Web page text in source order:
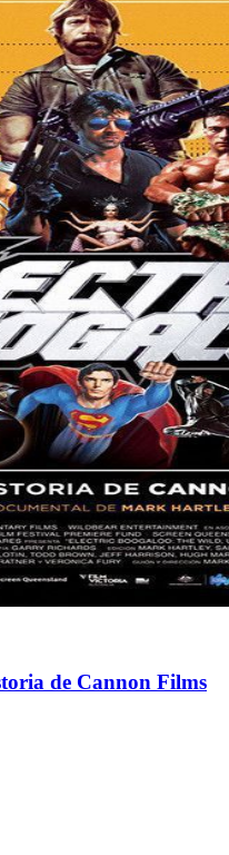
de Cannon Films